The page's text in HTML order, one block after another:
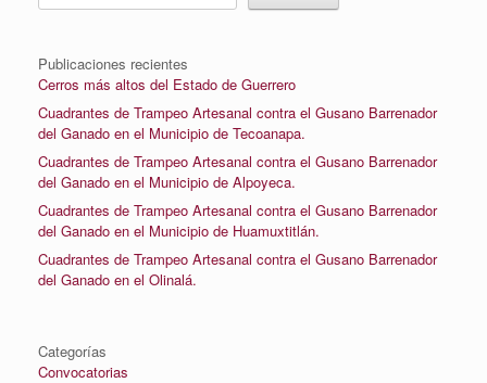
Publicaciones recientes
Cerros más altos del Estado de Guerrero
Cuadrantes de Trampeo Artesanal contra el Gusano Barrenador
del Ganado en el Municipio de Tecoanapa.
Cuadrantes de Trampeo Artesanal contra el Gusano Barrenador
del Ganado en el Municipio de Alpoyeca.
Cuadrantes de Trampeo Artesanal contra el Gusano Barrenador
del Ganado en el Municipio de Huamuxtitlán.
Cuadrantes de Trampeo Artesanal contra el Gusano Barrenador
del Ganado en el Olinalá.
Categorías
Convocatorias